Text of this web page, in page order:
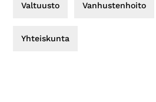
Valtuusto Vanhustenhoito
Yhteiskunta